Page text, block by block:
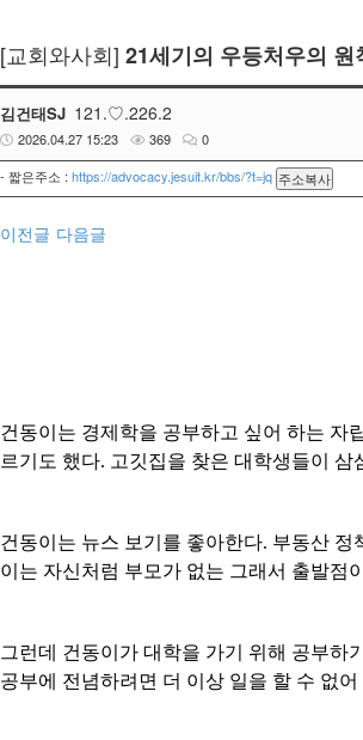
[교회와사회] 21세기의 우등처우의 원
김건태SJ 121.♡.226.2
2026.04.27 15:23 369 0
- 짧은주소 : https://advocacy.jesuit.kr/bbs/?t=jq 주소복사
이전글 다음글
건동이는 경제학을 공부하고 싶어 하는 자
르기도 했다. 고깃집을 찾은 대학생들이
건동이는 뉴스 보기를 좋아한다. 부동산 정
이는 자신처럼 부모가 없는 그래서 출발점
그런데 건동이가 대학을 가기 위해 공부하
공부에 전념하려면 더 이상 일을 할 수 없